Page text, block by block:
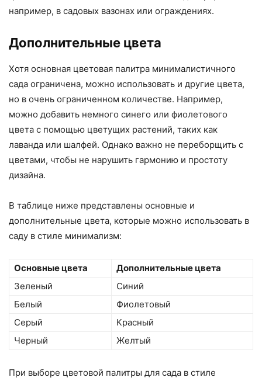
например, в садовых вазонах или ограждениях.
Дополнительные цвета
Хотя основная цветовая палитра минималистичного
сада ограничена, можно использовать и другие цвета,
но в очень ограниченном количестве. Например,
можно добавить немного синего или фиолетового
цвета с помощью цветущих растений, таких как
лаванда или шалфей. Однако важно не переборщить с
цветами, чтобы не нарушить гармонию и простоту
дизайна.
В таблице ниже представлены основные и
дополнительные цвета, которые можно использовать в
саду в стиле минимализм:
Основные цвета
Дополнительные цвета
Зеленый
Синий
Белый
Фиолетовый
Серый
Красный
Черный
Желтый
При выборе цветовой палитры для сада в стиле